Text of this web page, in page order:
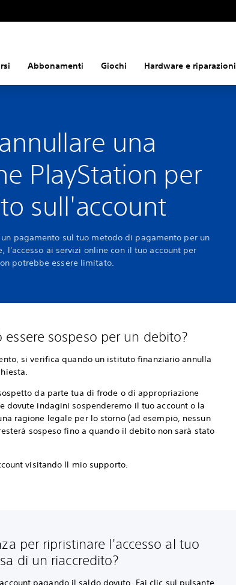
Abbonamenti Giochi Hardware e riparazioni
una
PlayStation per
sull'account
pagamento sul tuo metodo di pagamento per un
l'accesso ai servizi online con il tuo account per
potrebbe essere limitato.
sospeso per un debito?
si verifica quando un istituto finanziario annulla
da parte tua di frode o di appropriazione
dovute indagini sospenderemo il tuo account o la
ragione legale per lo storno (ad esempio, nessun
sospeso fino a quando il debito non sarà stato
visitando Il mio supporto.
per ripristinare l'accesso al tuo
di un riaccredito?
pagando il saldo dovuto. Fai clic sul pulsante